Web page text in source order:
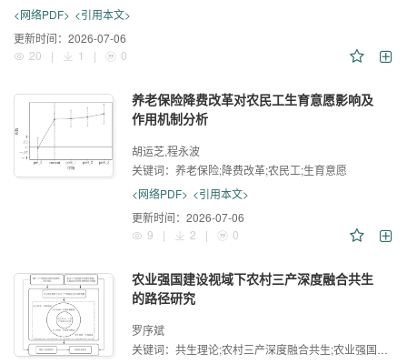
<网络PDF> <引用本文>
更新时间： 2026-07-06
20
| 1 | 0
养老保险降费改革对农民工生育意愿影响及
作用机制分析
胡运芝,程永波
关键词： 养老保险;降费改革;农民工;生育意愿
<网络PDF> <引用本文>
更新时间： 2026-07-06
9
| 2 | 0
农业强国建设视域下农村三产深度融合共生
的路径研究
罗序斌
关键词： 共生理论;农村三产深度融合共生;农业强国建设